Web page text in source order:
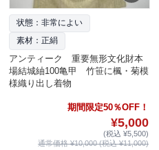
状態：非常によい
素材：正絹
アンティーク 重要無形文化財本
場結城紬100亀甲 竹笹に楓・菊模
様織り出し着物
期間限定50％OFF！
¥5,000
(税込 ¥5,500)
通常価格 ¥10,000 (税込 ¥11,000)